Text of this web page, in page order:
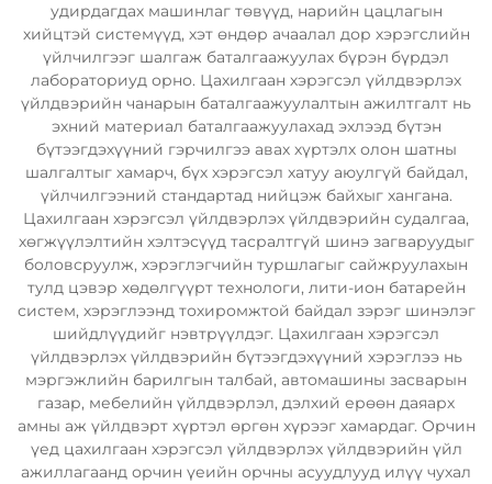
удирдагдах машинлаг төвүүд, нарийн цацлагын
хийцтэй системүүд, хэт өндөр ачаалал дор хэрэгслийн
үйлчилгээг шалгаж баталгаажуулах бүрэн бүрдэл
лабораториуд орно. Цахилгаан хэрэгсэл үйлдвэрлэх
үйлдвэрийн чанарын баталгаажуулалтын ажилтгалт нь
эхний материал баталгаажуулахад эхлээд бүтэн
бүтээгдэхүүний гэрчилгээ авах хүртэлх олон шатны
шалгалтыг хамарч, бүх хэрэгсэл хатуу аюулгүй байдал,
үйлчилгээний стандартад нийцэж байхыг хангана.
Цахилгаан хэрэгсэл үйлдвэрлэх үйлдвэрийн судалгаа,
хөгжүүлэлтийн хэлтэсүүд тасралтгүй шинэ загваруудыг
боловсруулж, хэрэглэгчийн туршлагыг сайжруулахын
тулд цэвэр хөдөлгүүрт технологи, лити-ион батарейн
систем, хэрэглээнд тохиромжтой байдал зэрэг шинэлэг
шийдлүүдийг нэвтрүүлдэг. Цахилгаан хэрэгсэл
үйлдвэрлэх үйлдвэрийн бүтээгдэхүүний хэрэглээ нь
мэргэжлийн барилгын талбай, автомашины засварын
газар, мебелийн үйлдвэрлэл, дэлхий ерөөн даяарх
амны аж үйлдвэрт хүртэл өргөн хүрээг хамардаг. Орчин
үед цахилгаан хэрэгсэл үйлдвэрлэх үйлдвэрийн үйл
ажиллагаанд орчин үеийн орчны асуудлууд илүү чухал